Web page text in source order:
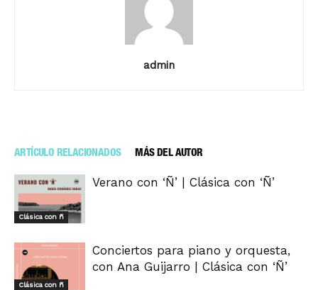
admin
ARTÍCULO RELACIONADOS MÁS DEL AUTOR
Clásica con ñ
Verano con ‘Ñ’ | Clásica con ‘Ñ’
Clásica con ñ
Conciertos para piano y orquesta,
con Ana Guijarro | Clásica con ‘Ñ’